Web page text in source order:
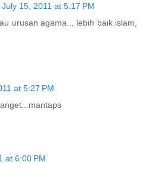
July 15, 2011 at 5:17 PM
urusan agama... lebih baik islam,
at 5:27 PM
at 6:00 PM